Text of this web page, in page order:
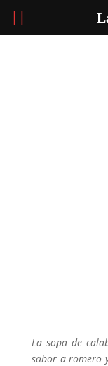
La sopa de
sabor a romero